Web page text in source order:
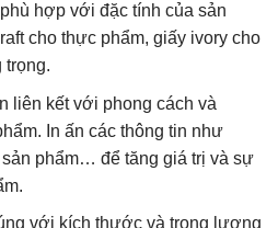
hợp với đặc tính của sản
cho thực phẩm, giấy ivory cho
trọng.
liên kết với phong cách và
In ấn các thông tin như
sản phẩm… để tăng giá trị và sự
với kích thước và trọng lượng